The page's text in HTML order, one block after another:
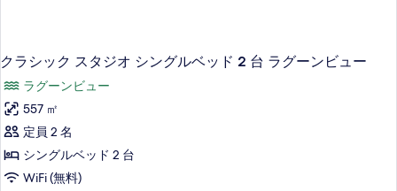
て
の
写
真
を
表
クラシック スタジオ シングルベッド 2 台 ラグーンビュー
ラグーンビュー
557 ㎡
定員 2 名
シングルベッド 2 台
WiFi (無料)